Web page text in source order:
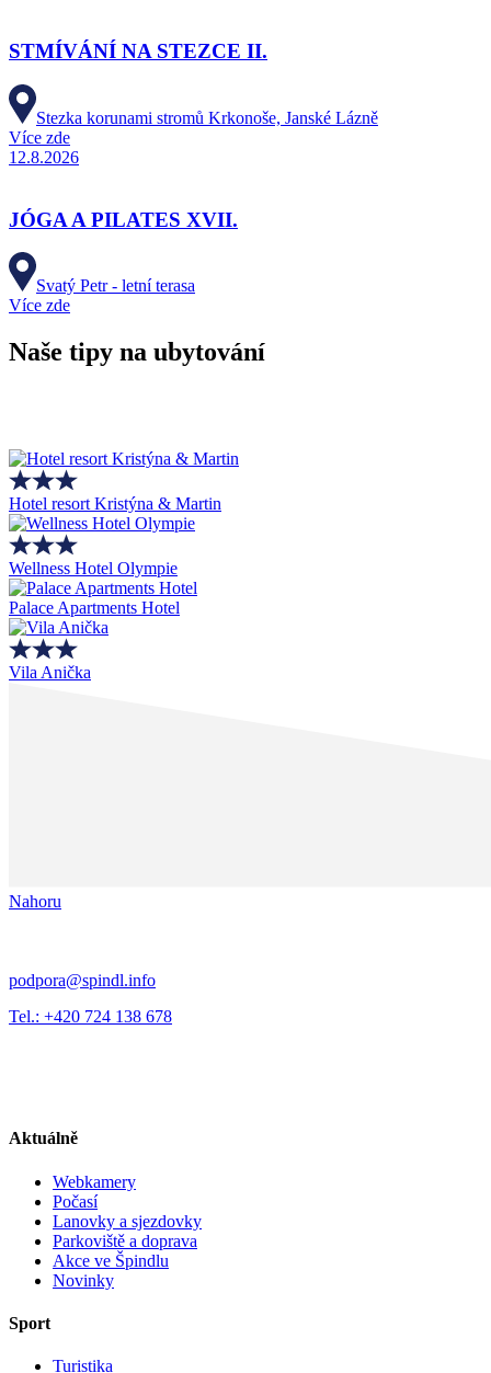
STMÍVÁNÍ NA STEZCE II.
Stezka korunami stromů Krkonoše, Janské Lázně
Více zde
12.8.2026
JÓGA A PILATES XVII.
Svatý Petr - letní terasa
Více zde
Naše tipy na ubytování
Hotel resort Kristýna & Martin
Wellness Hotel Olympie
Palace Apartments Hotel
Vila Anička
Nahoru
podpora@spindl.info
Tel.: +420 724 138 678
Aktuálně
Webkamery
Počasí
Lanovky a sjezdovky
Parkoviště a doprava
Akce ve Špindlu
Novinky
Sport
Turistika